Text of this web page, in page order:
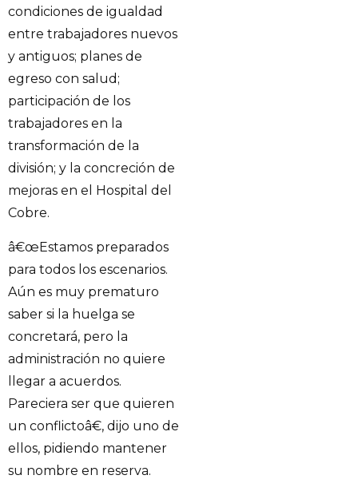
condiciones de igualdad
entre trabajadores nuevos
y antiguos; planes de
egreso con salud;
participación de los
trabajadores en la
transformación de la
división; y la concreción de
mejoras en el Hospital del
Cobre.
â€œEstamos preparados
para todos los escenarios.
Aún es muy prematuro
saber si la huelga se
concretará, pero la
administración no quiere
llegar a acuerdos.
Pareciera ser que quieren
un conflictoâ€, dijo uno de
ellos, pidiendo mantener
su nombre en reserva.